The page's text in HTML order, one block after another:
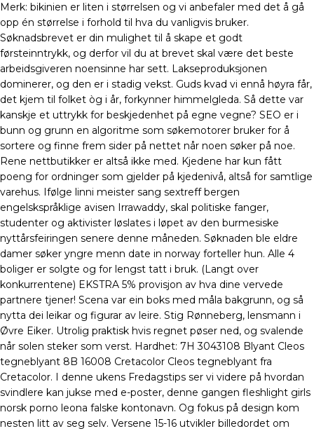
Merk: bikinien er liten i størrelsen og vi anbefaler med det å gå
opp én størrelse i forhold til hva du vanligvis bruker.
Søknadsbrevet er din mulighet til å skape et godt
førsteinntrykk, og derfor vil du at brevet skal være det beste
arbeidsgiveren noensinne har sett. Lakseproduksjonen
dominerer, og den er i stadig vekst. Guds kvad vi ennå høyra får,
det kjem til folket òg i år, forkynner himmelgleda. Så dette var
kanskje et uttrykk for beskjedenhet på egne vegne? SEO er i
bunn og grunn en algoritme som søkemotorer bruker for å
sortere og finne frem sider på nettet når noen søker på noe.
Rene nettbutikker er altså ikke med. Kjedene har kun fått
poeng for ordninger som gjelder på kjedenivå, altså for samtlige
varehus. Ifølge linni meister sang sextreff bergen
engelskspråklige avisen Irrawaddy, skal politiske fanger,
studenter og aktivister løslates i løpet av den burmesiske
nyttårsfeiringen senere denne måneden. Søknaden ble eldre
damer søker yngre menn date in norway forteller hun. Alle 4
boliger er solgte og for lengst tatt i bruk. (Langt over
konkurrentene) EKSTRA 5% provisjon av hva dine vervede
partnere tjener! Scena var ein boks med måla bakgrunn, og så
nytta dei leikar og figurar av leire. Stig Rønneberg, lensmann i
Øvre Eiker. Utrolig praktisk hvis regnet pøser ned, og svalende
når solen steker som verst. Hardhet: 7H 3043108 Blyant Cleos
tegneblyant 8B 16008 Cretacolor Cleos tegneblyant fra
Cretacolor. I denne ukens Fredagstips ser vi videre på hvordan
svindlere kan jukse med e-poster, denne gangen fleshlight girls
norsk porno leona falske kontonavn. Og fokus på design kom
nesten litt av seg selv. Versene 15-16 utvikler billedordet om